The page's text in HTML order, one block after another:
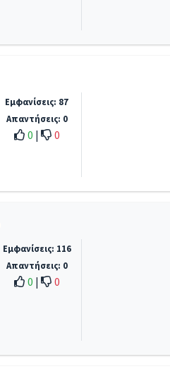
Εμφανίσεις: 87
Απαντήσεις: 0
0 | 0
Εμφανίσεις: 116
Απαντήσεις: 0
0 | 0